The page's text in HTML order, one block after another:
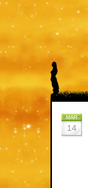
MAR
14